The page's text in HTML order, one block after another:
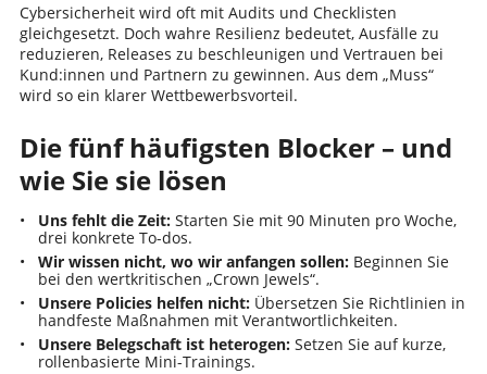
Cybersicherheit wird oft mit Audits und Checklisten
gleichgesetzt. Doch wahre Resilienz bedeutet, Ausfälle zu
reduzieren, Releases zu beschleunigen und Vertrauen bei
Kund:innen und Partnern zu gewinnen. Aus dem „Muss“
wird so ein klarer Wettbewerbsvorteil.
Die fünf häufigsten Blocker – und
wie Sie sie lösen
Uns fehlt die Zeit: Starten Sie mit 90 Minuten pro Woche,
drei konkrete To-dos.
Wir wissen nicht, wo wir anfangen sollen: Beginnen Sie
bei den wertkritischen „Crown Jewels“.
Unsere Policies helfen nicht: Übersetzen Sie Richtlinien in
handfeste Maßnahmen mit Verantwortlichkeiten.
Unsere Belegschaft ist heterogen: Setzen Sie auf kurze,
rollenbasierte Mini-Trainings.